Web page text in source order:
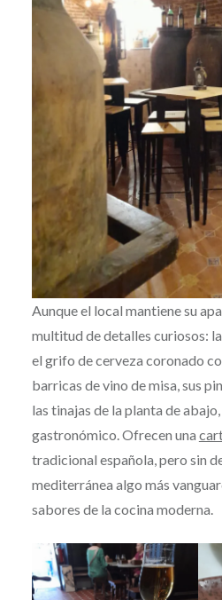
Aunque el local mantiene su
multitud de detalles curiosos:
el grifo de cerveza coronado
barricas de vino de misa, sus
las tinajas de la planta de
gastronómico. Ofrecen una
tradicional española, pero sin
mediterránea algo más
sabores de la cocina moderna.